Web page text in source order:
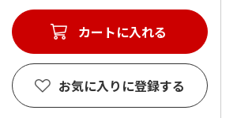
カートに入れる
お気に入りに登録する